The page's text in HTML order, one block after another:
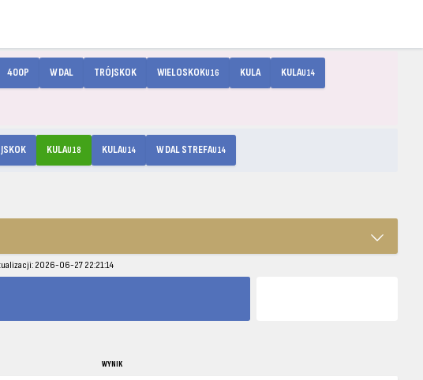
400P W DAL TRÓJSKOK WIELOSKOKU16 KULA KULAU14
KULAU18 KULAU14 W DAL STREFAU14
2026-06-27 22:21:14
WYNIK